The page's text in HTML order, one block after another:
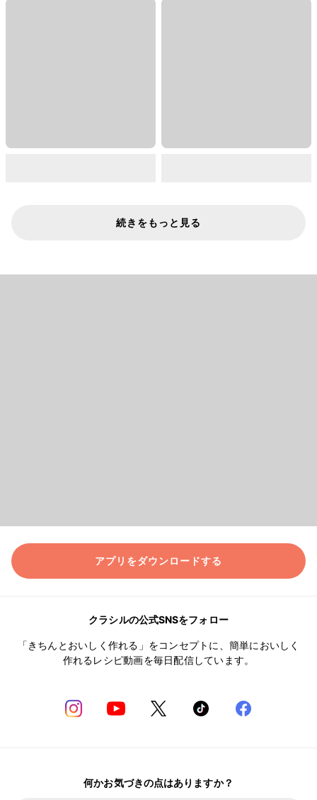
続きをもっと見る
アプリをダウンロードする
クラシルの公式SNSをフォロー
「きちんとおいしく作れる」をコンセプトに、簡単においしく
作れるレシピ動画を毎日配信しています。
何かお気づきの点はありますか？